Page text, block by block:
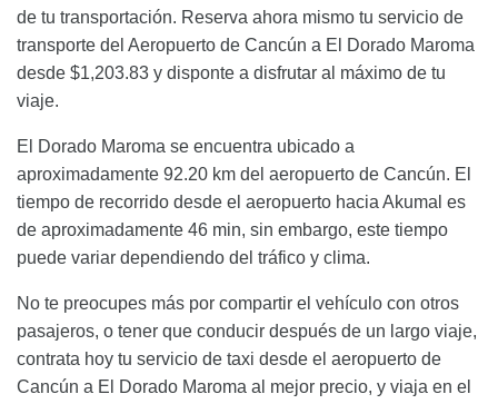
de tu transportación. Reserva ahora mismo tu servicio de
transporte del Aeropuerto de Cancún a El Dorado Maroma
desde $1,203.83 y disponte a disfrutar al máximo de tu
viaje.
El Dorado Maroma se encuentra ubicado a
aproximadamente 92.20 km del aeropuerto de Cancún. El
tiempo de recorrido desde el aeropuerto hacia Akumal es
de aproximadamente 46 min, sin embargo, este tiempo
puede variar dependiendo del tráfico y clima.
No te preocupes más por compartir el vehículo con otros
pasajeros, o tener que conducir después de un largo viaje,
contrata hoy tu servicio de taxi desde el aeropuerto de
Cancún a El Dorado Maroma al mejor precio, y viaja en el